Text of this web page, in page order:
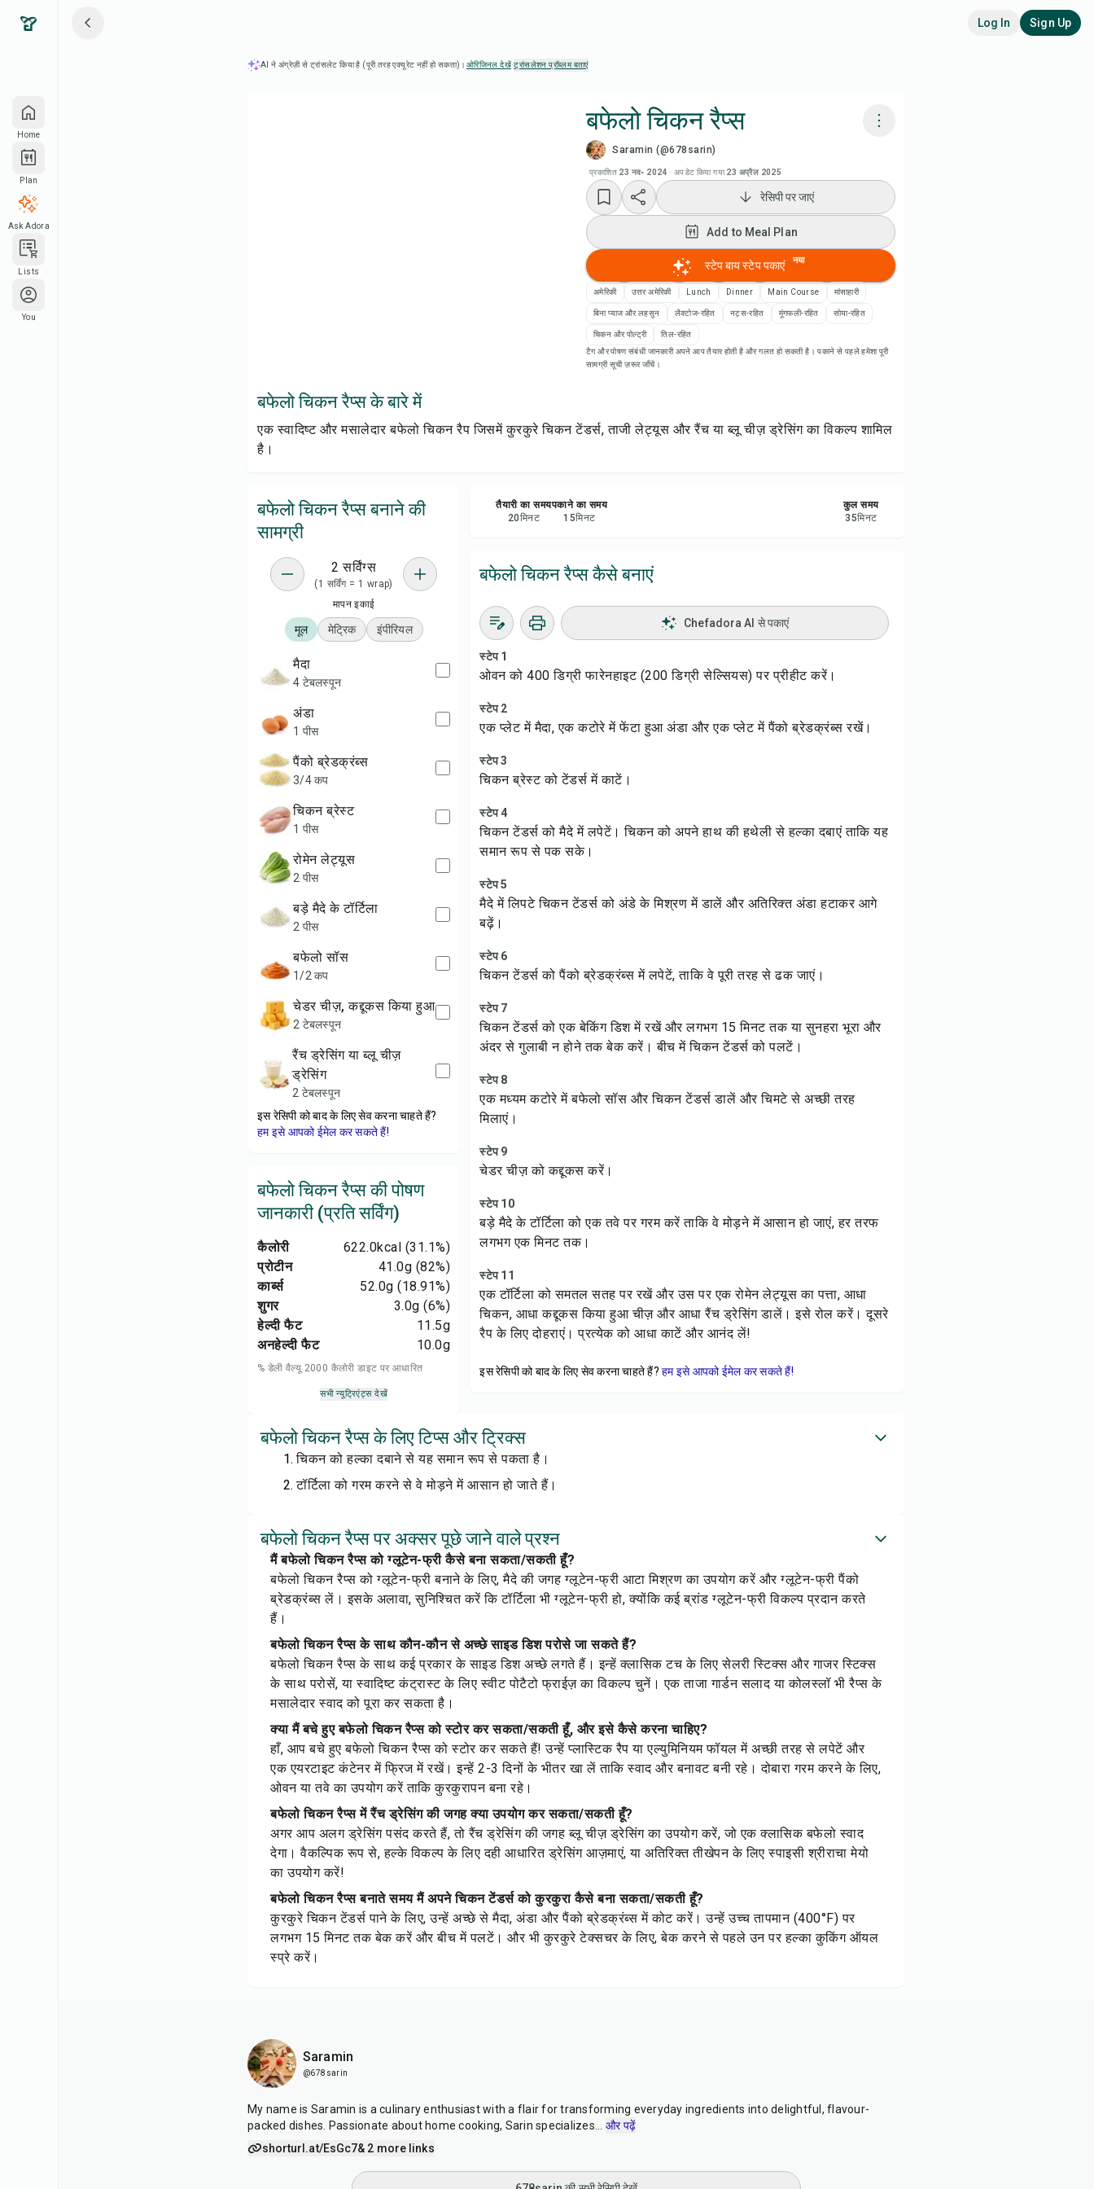
Home
Plan
Ask Adora
Lists
You
Log In Sign Up
AI ने अंग्रेज़ी से ट्रांसलेट किया है (पूरी तरह एक्यूरेट नहीं हो सकता)। ओरिजिनल देखें·ट्रांसलेशन प्रॉब्लम बताएं
बफेलो चिकन रैप्स
Saramin (@678sarin)
प्रकाशित 23 नव॰ 2024 ·अपडेट किया गया 23 अप्रैल 2025
Add to Meal Plan
Add to Shopping List
रेसिपी नोट्स
शेयर करें
रेसिपी पर जाएं
Add to Meal Plan
स्टेप बाय स्टेप पकाएं नया
अमेरिकी उत्तर अमेरिकी Lunch Dinner Main Course मांसाहारी
बिना प्याज और लहसुन लैक्टोज-रहित नट्स-रहित मूंगफली-रहित सोया-रहित
चिकन और पोल्ट्री
तिल-रहित
टैग और पोषण संबंधी जानकारी अपने आप तैयार होती है और गलत हो सकती है। पकाने से पहले हमेशा पूरी
सामग्री सूची ज़रूर जाँचें।
बफेलो चिकन रैप्स के बारे में
एक स्वादिष्ट और मसालेदार बफेलो चिकन रैप जिसमें कुरकुरे चिकन टेंडर्स, ताजी लेट्यूस और रैंच या ब्लू चीज़ ड्रेसिंग का विकल्प शामिल
है।
बफेलो चिकन रैप्स बनाने की
सामग्री
2 सर्विंग्स
(1 सर्विंग = 1 wrap)
मापन इकाई
मूल मेट्रिक इंपीरियल
मैदा
4 टेबलस्पून
अंडा
1 पीस
पैंको ब्रेडक्रंब्स
3/4 कप
चिकन ब्रेस्ट
1 पीस
रोमेन लेट्यूस
2 पीस
बड़े मैदे के टॉर्टिला
2 पीस
बफेलो सॉस
1/2 कप
चेडर चीज़, कद्दूकस किया हुआ
2 टेबलस्पून
रैंच ड्रेसिंग या ब्लू चीज़
ड्रेसिंग
2 टेबलस्पून
इस रेसिपी को बाद के लिए सेव करना चाहते हैं?
हम इसे आपको ईमेल कर सकते हैं!
बफेलो चिकन रैप्स की पोषण
जानकारी (प्रति सर्विंग)
कैलोरी 622.0kcal (31.1%)
प्रोटीन
41.0g (82%)
कार्ब्स
52.0g (18.91%)
शुगर
3.0g (6%)
हेल्दी फैट
11.5g
अनहेल्दी फैट
10.0g
% डेली वैल्यू 2000 कैलोरी डाइट पर आधारित
सभी न्यूट्रिएंट्स देखें
तैयारी का समय
20मिनट
पकाने का समय
15मिनट
कुल समय
35मिनट
बफेलो चिकन रैप्स कैसे बनाएं
Chefadora AI से पकाएं
स्टेप 1
ओवन को 400 डिग्री फारेनहाइट (200 डिग्री सेल्सियस) पर प्रीहीट करें।
स्टेप 2
एक प्लेट में मैदा, एक कटोरे में फेंटा हुआ अंडा और एक प्लेट में पैंको ब्रेडक्रंब्स रखें।
स्टेप 3
चिकन ब्रेस्ट को टेंडर्स में काटें।
स्टेप 4
चिकन टेंडर्स को मैदे में लपेटें। चिकन को अपने हाथ की हथेली से हल्का दबाएं ताकि यह
समान रूप से पक सके।
स्टेप 5
मैदे में लिपटे चिकन टेंडर्स को अंडे के मिश्रण में डालें और अतिरिक्त अंडा हटाकर आगे
बढ़ें।
स्टेप 6
चिकन टेंडर्स को पैंको ब्रेडक्रंब्स में लपेटें, ताकि वे पूरी तरह से ढक जाएं।
स्टेप 7
चिकन टेंडर्स को एक बेकिंग डिश में रखें और लगभग 15 मिनट तक या सुनहरा भूरा और
अंदर से गुलाबी न होने तक बेक करें। बीच में चिकन टेंडर्स को पलटें।
स्टेप 8
एक मध्यम कटोरे में बफेलो सॉस और चिकन टेंडर्स डालें और चिमटे से अच्छी तरह
मिलाएं।
स्टेप 9
चेडर चीज़ को कद्दूकस करें।
स्टेप 10
बड़े मैदे के टॉर्टिला को एक तवे पर गरम करें ताकि वे मोड़ने में आसान हो जाएं, हर तरफ
लगभग एक मिनट तक।
स्टेप 11
एक टॉर्टिला को समतल सतह पर रखें और उस पर एक रोमेन लेट्यूस का पत्ता, आधा
चिकन, आधा कद्दूकस किया हुआ चीज़ और आधा रैंच ड्रेसिंग डालें। इसे रोल करें। दूसरे
रैप के लिए दोहराएं। प्रत्येक को आधा काटें और आनंद लें!
इस रेसिपी को बाद के लिए सेव करना चाहते हैं? हम इसे आपको ईमेल कर सकते हैं!
बफेलो चिकन रैप्स के लिए टिप्स और ट्रिक्स
चिकन को हल्का दबाने से यह समान रूप से पकता है।
टॉर्टिला को गरम करने से वे मोड़ने में आसान हो जाते हैं।
बफेलो चिकन रैप्स पर अक्सर पूछे जाने वाले प्रश्न
मैं बफेलो चिकन रैप्स को ग्लूटेन-फ्री कैसे बना सकता/सकती हूँ?
बफेलो चिकन रैप्स को ग्लूटेन-फ्री बनाने के लिए, मैदे की जगह ग्लूटेन-फ्री आटा मिश्रण का उपयोग करें और ग्लूटेन-फ्री पैंको
ब्रेडक्रंब्स लें। इसके अलावा, सुनिश्चित करें कि टॉर्टिला भी ग्लूटेन-फ्री हो, क्योंकि कई ब्रांड ग्लूटेन-फ्री विकल्प प्रदान करते
हैं।
बफेलो चिकन रैप्स के साथ कौन-कौन से अच्छे साइड डिश परोसे जा सकते हैं?
बफेलो चिकन रैप्स के साथ कई प्रकार के साइड डिश अच्छे लगते हैं। इन्हें क्लासिक टच के लिए सेलरी स्टिक्स और गाजर स्टिक्स
के साथ परोसें, या स्वादिष्ट कंट्रास्ट के लिए स्वीट पोटैटो फ्राईज़ का विकल्प चुनें। एक ताजा गार्डन सलाद या कोलस्लॉ भी रैप्स के
मसालेदार स्वाद को पूरा कर सकता है।
क्या मैं बचे हुए बफेलो चिकन रैप्स को स्टोर कर सकता/सकती हूँ, और इसे कैसे करना चाहिए?
हाँ, आप बचे हुए बफेलो चिकन रैप्स को स्टोर कर सकते हैं! उन्हें प्लास्टिक रैप या एल्युमिनियम फॉयल में अच्छी तरह से लपेटें और
एक एयरटाइट कंटेनर में फ्रिज में रखें। इन्हें 2-3 दिनों के भीतर खा लें ताकि स्वाद और बनावट बनी रहे। दोबारा गरम करने के लिए,
ओवन या तवे का उपयोग करें ताकि कुरकुरापन बना रहे।
बफेलो चिकन रैप्स में रैंच ड्रेसिंग की जगह क्या उपयोग कर सकता/सकती हूँ?
अगर आप अलग ड्रेसिंग पसंद करते हैं, तो रैंच ड्रेसिंग की जगह ब्लू चीज़ ड्रेसिंग का उपयोग करें, जो एक क्लासिक बफेलो स्वाद
देगा। वैकल्पिक रूप से, हल्के विकल्प के लिए दही आधारित ड्रेसिंग आज़माएं, या अतिरिक्त तीखेपन के लिए स्पाइसी श्रीराचा मेयो
का उपयोग करें!
बफेलो चिकन रैप्स बनाते समय मैं अपने चिकन टेंडर्स को कुरकुरा कैसे बना सकता/सकती हूँ?
कुरकुरे चिकन टेंडर्स पाने के लिए, उन्हें अच्छे से मैदा, अंडा और पैंको ब्रेडक्रंब्स में कोट करें। उन्हें उच्च तापमान (400°F) पर
लगभग 15 मिनट तक बेक करें और बीच में पलटें। और भी कुरकुरे टेक्सचर के लिए, बेक करने से पहले उन पर हल्का कुकिंग ऑयल
स्प्रे करें।
Saramin
@678sarin
My name is Saramin is a culinary enthusiast with a flair for transforming everyday ingredients into delightful, flavour-
packed dishes. Passionate about home cooking, Sarin specializes
और पढ़ें
shorturl.at/EsGc7& 2 more links